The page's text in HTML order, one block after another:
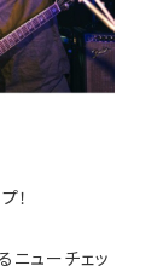
！
ニューチェッ